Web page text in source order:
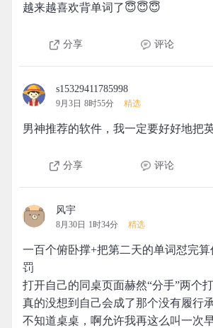
越来越喜欢背单词了😇😇😇
分享 评论
s15329411785998
9月3日 8时55分 精选
男神推荐的软件，我一定要好好地把
分享 评论
风宇
8月30日 1时34分 精选
一百个俯卧撑+把第二天的单词怼完
罚
打开自己的同桌页面赫然“分手”两个
真的没想到自己会成了那个没有履行
不知道桌桌，啊允许我再这么叫一次